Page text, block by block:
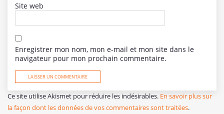
Site web
Enregistrer mon nom, mon e-mail et mon site dans le
navigateur pour mon prochain commentaire.
Ce site utilise Akismet pour réduire les indésirables. En savoir plus sur
la façon dont les données de vos commentaires sont traitées.